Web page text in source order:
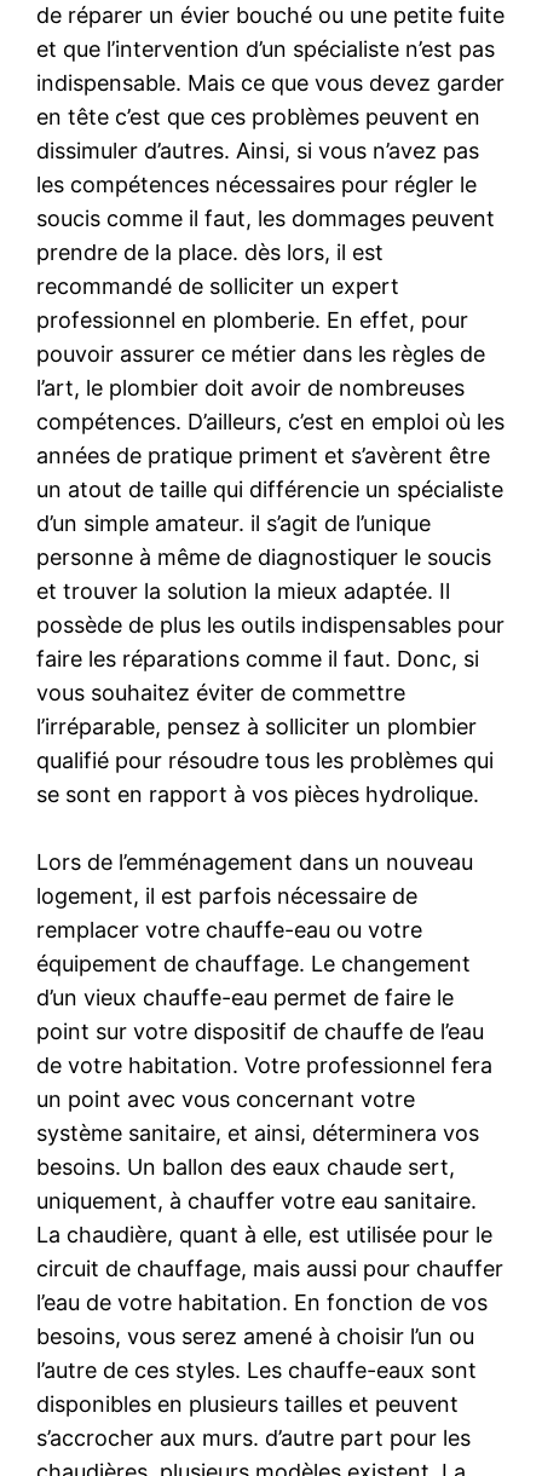
de réparer un évier bouché ou une petite fuite
et que l’intervention d’un spécialiste n’est pas
indispensable. Mais ce que vous devez garder
en tête c’est que ces problèmes peuvent en
dissimuler d’autres. Ainsi, si vous n’avez pas
les compétences nécessaires pour régler le
soucis comme il faut, les dommages peuvent
prendre de la place. dès lors, il est
recommandé de solliciter un expert
professionnel en plomberie. En effet, pour
pouvoir assurer ce métier dans les règles de
l’art, le plombier doit avoir de nombreuses
compétences. D’ailleurs, c’est en emploi où les
années de pratique priment et s’avèrent être
un atout de taille qui différencie un spécialiste
d’un simple amateur. il s’agit de l’unique
personne à même de diagnostiquer le soucis
et trouver la solution la mieux adaptée. Il
possède de plus les outils indispensables pour
faire les réparations comme il faut. Donc, si
vous souhaitez éviter de commettre
l’irréparable, pensez à solliciter un plombier
qualifié pour résoudre tous les problèmes qui
se sont en rapport à vos pièces hydrolique.
Lors de l’emménagement dans un nouveau
logement, il est parfois nécessaire de
remplacer votre chauffe-eau ou votre
équipement de chauffage. Le changement
d’un vieux chauffe-eau permet de faire le
point sur votre dispositif de chauffe de l’eau
de votre habitation. Votre professionnel fera
un point avec vous concernant votre
système sanitaire, et ainsi, déterminera vos
besoins. Un ballon des eaux chaude sert,
uniquement, à chauffer votre eau sanitaire.
La chaudière, quant à elle, est utilisée pour le
circuit de chauffage, mais aussi pour chauffer
l’eau de votre habitation. En fonction de vos
besoins, vous serez amené à choisir l’un ou
l’autre de ces styles. Les chauffe-eaux sont
disponibles en plusieurs tailles et peuvent
s’accrocher aux murs. d’autre part pour les